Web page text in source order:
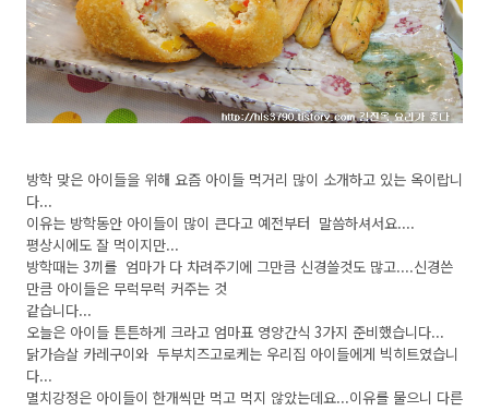
방학 맞은 아이들을 위해 요즘 아이들 먹거리 많이 소개하고 있는 옥이랍니
다...
이유는 방학동안 아이들이 많이 큰다고 예전부터 말씀하셔서요....
평상시에도 잘 먹이지만...
방학때는 3끼를 엄마가 다 차려주기에 그만큼 신경쓸것도 많고....신경쓴
만큼 아이들은 무럭무럭 커주는 것
같습니다...
오늘은 아이들 튼튼하게 크라고 엄마표 영양간식 3가지 준비했습니다...
닭가슴살 카레구이와 두부치즈고로케는 우리집 아이들에게 빅히트였습니
다...
멸치강정은 아이들이 한개씩만 먹고 먹지 않았는데요...이유를 물으니 다른